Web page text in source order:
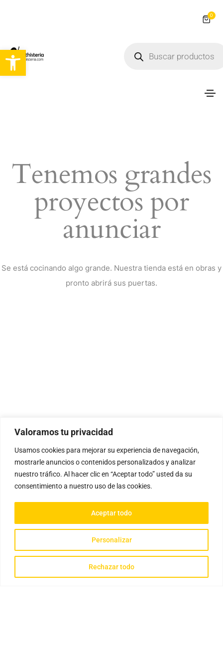
Abrir barra de herramientas
Valoramos tu privacidad
Usamos cookies para mejorar su experiencia de navegación,
mostrarle anuncios o contenidos personalizados y analizar
nuestro tráfico. Al hacer clic en “Aceptar todo” usted da su
consentimiento a nuestro uso de las cookies.
Personalizar
Rechazar todo
Aceptar todo
0
Tenemos grandes
proyectos por
anunciar
Se está cocinando algo grande. Nuestra tienda está en obras y
pronto abrirá sus puertas.